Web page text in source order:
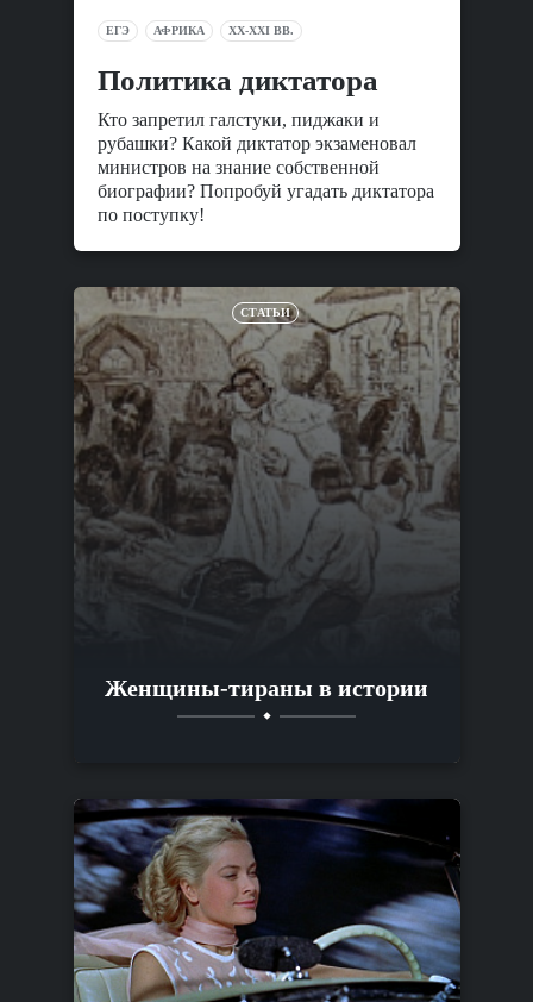
ЕГЭ АФРИКА XX-XXI ВВ.
Политика диктатора
Кто запретил галстуки, пиджаки и
рубашки? Какой диктатор экзаменовал
министров на знание собственной
биографии? Попробуй угадать диктатора
по поступку!
СТАТЬИ
Женщины-тираны в истории